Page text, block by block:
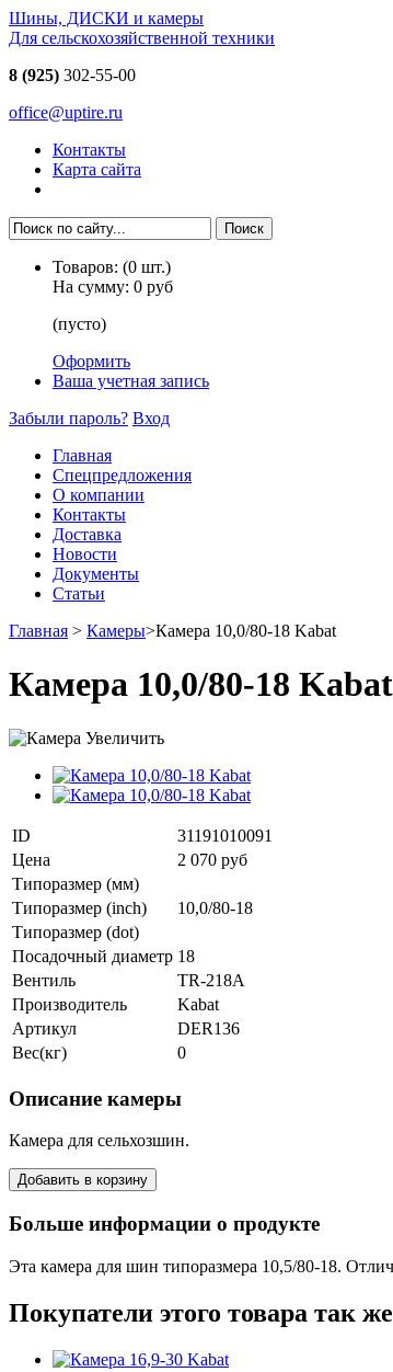
Шины, ДИСКИ и камеры
Для сельскохозяйственной техники
8 (925) 302-55-00
office@uptire.ru
Контакты
Карта сайта
Товаров: (0 шт.)
На сумму: 0 руб
(пусто)
Оформить
Ваша учетная запись
Забыли пароль? Вход
Главная
Спецпредложения
О компании
Контакты
Доставка
Новости
Документы
Статьи
Главная > Камеры>Камера 10,0/80-18 Kabat
Камера 10,0/80-18 Kabat
Увеличить
ID
31191010091
Цена
2 070 руб
Типоразмер (мм)
Типоразмер (inch)
10,0/80-18
Типоразмер (dot)
Посадочный диаметр 18
Вентиль
TR-218A
Производитель
Kabat
Артикул
DER136
Вес(кг)
0
Описание камеры
Камера для сельхозшин.
Больше информации о продукте
Эта камера для шин типоразмера 10,5/80-18.
Покупатели этого товара так